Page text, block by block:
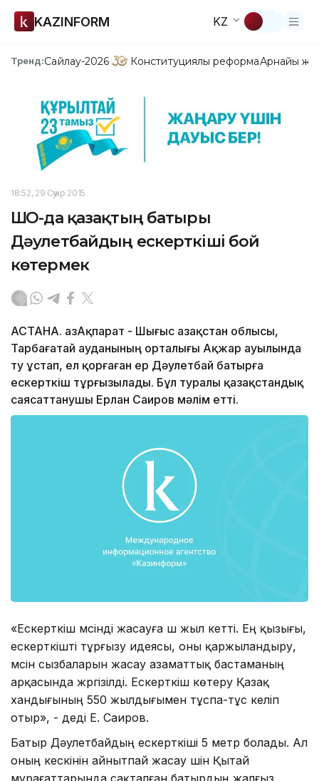
KAZINFORM KZ
Тренд:Сайлау-2026 Конституциялық реформаАрнайы
18:52, 29 Сәуір 2015
ШҚО-да қазақтың батыры
Дәулетбайдың ескерткiшi бой
көтермек
АСТАНА. ҚазАқпарат - Шығыс Қазақстан облысы,
Тарбағатай ауданының орталығы Ақжар ауылында
ту ұстап, ел қорғаған ер Дәулетбай батырға
ескерткіш тұрғызылады. Бұл туралы қазақстандық
саясаттанушы Ерлан Саиров мәлiм еттi.
«Ескерткiш мүсiндi жасауға үш жыл кеттi. Ең қызығы,
ескерткiштi тұрғызу идеясы, оны қаржыландыру,
мүсiн сызбаларын жасау азаматтық бастаманың
арқасында жүргiзiлдi. Ескерткiш көтеру Қазақ
хандығының 550 жылдығымен тұспа-тұс келiп
отыр», - дедi Е. Саиров.
Батыр Дәулетбайдың ескерткiшi 5 метр болады. Ал
оның кескiнiн айнытпай жасау үшiн Қытай
мұрағаттарында сақталған батырдың жалғыз